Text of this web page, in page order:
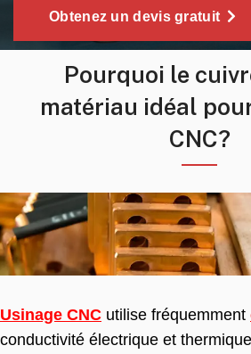
Obtenez un devis gratuit
Pourquoi le
matériau idéal
CNC?
Usinage CNC utilise fréquemment
conductivité électrique et